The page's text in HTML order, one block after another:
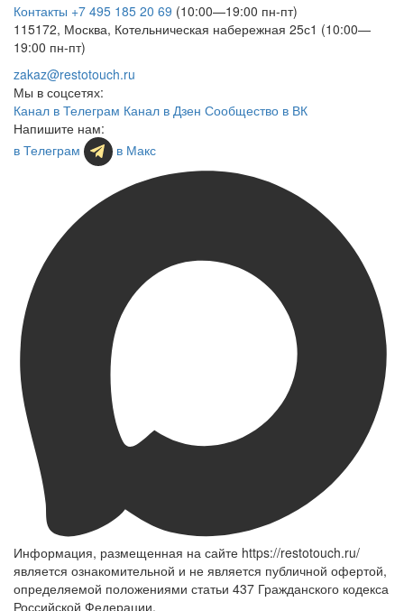
Контакты +7 495 185 20 69 (10:00—19:00 пн-пт)
115172, Москва, Котельническая набережная 25с1 (10:00—
19:00 пн-пт)
zakaz@restotouch.ru
Мы в соцсетях:
Канал в Телеграм Канал в Дзен Сообщество в ВК
Напишите нам:
в Телеграм
в Макс
Информация, размещенная на сайте https://restotouch.ru/
является ознакомительной и не является публичной офертой,
определяемой положениями статьи 437 Гражданского кодекса
Российской Федерации.